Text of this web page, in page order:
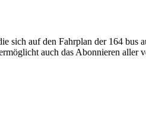
sich auf den Fahrplan der 164
auch das Abonnieren aller